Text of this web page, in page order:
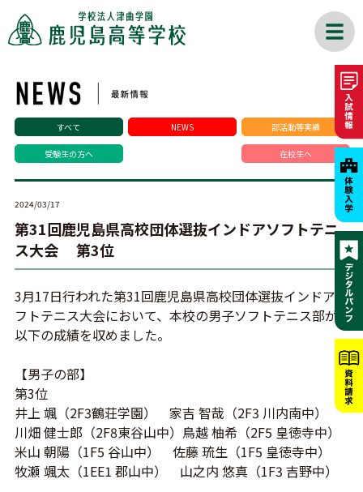
すべて NEWS 部活動等実績
受験生の方へ 在校生へ
2024/03/17
第31回鹿児島県高校団体選抜インドアソフトテニ
ス大会 第3位
3月17日行われた第31回鹿児島県高校団体選抜インドアソ
フトテニス大会において、本校の男子ソフトテニス部が
以下の成績を収めました。
【男子の部】
第3位
井上 颯（2F3鶴荘学園） 家吉 智哉（2F3 川内南中）
川畑 健士郎（2F8東谷山中）鳥越 柚希（2F5 皇徳寺中）
米山 朝陽（1F5 谷山中） 佐藤 琉生（1F5 皇徳寺中）
牧瀬 颯太（1EE1 郡山中） 山之内 悠真（1F3 吉野中）